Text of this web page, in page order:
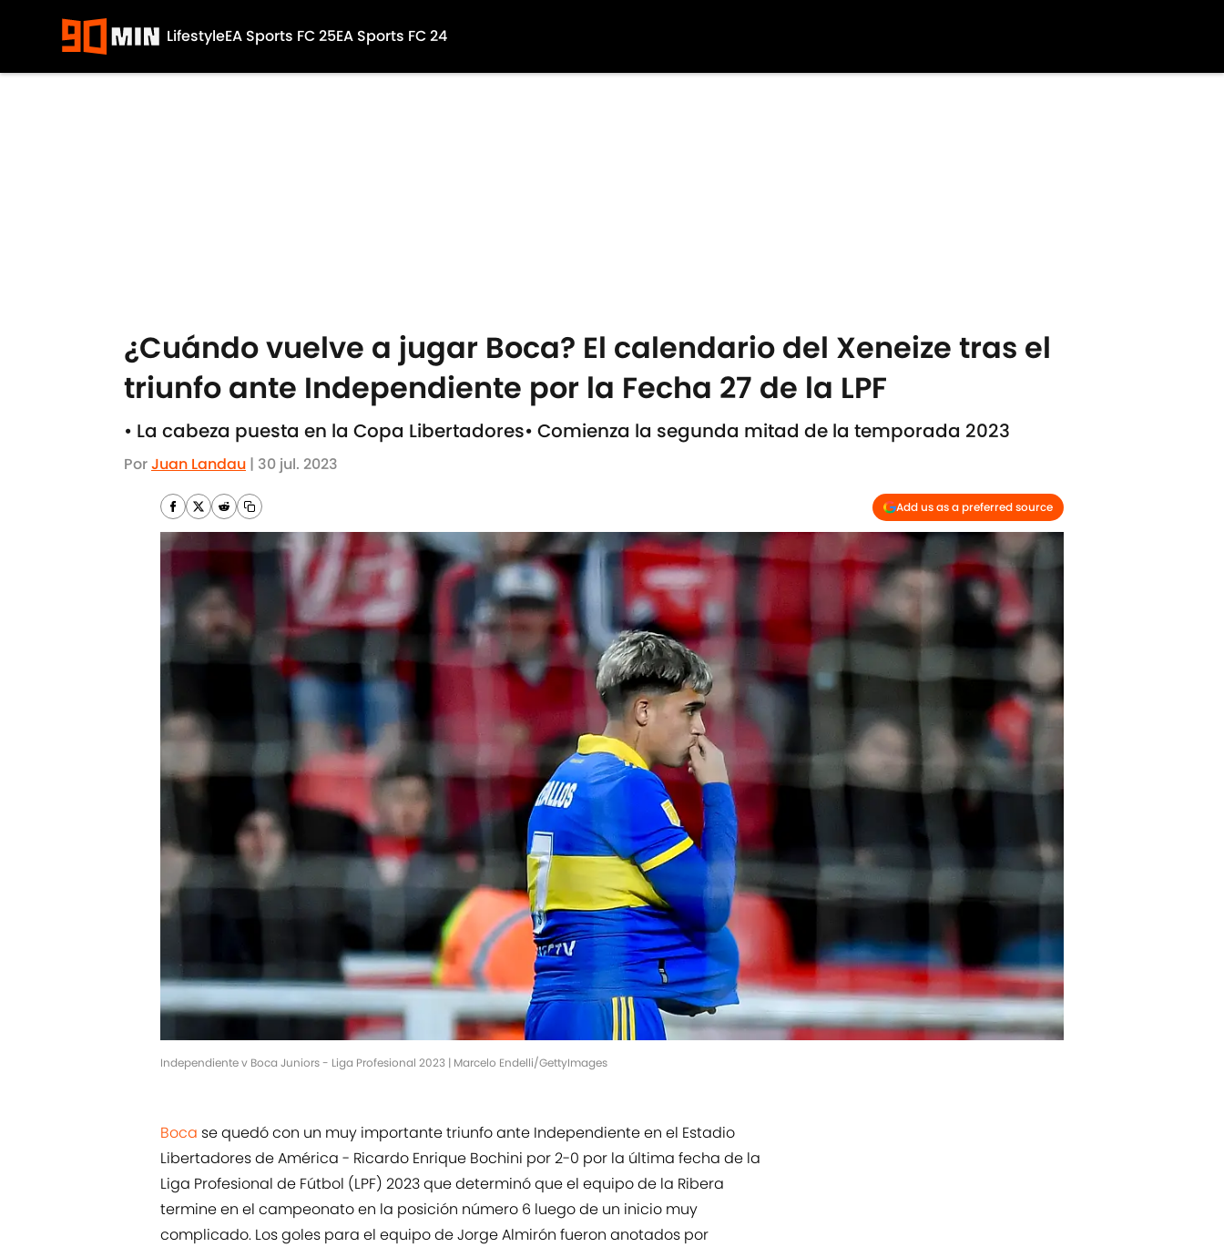
LifestyleEA Sports FC 25EA Sports FC 24
¿Cuándo vuelve a jugar Boca? El calendario del Xeneize tras el
triunfo ante Independiente por la Fecha 27 de la LPF
• La cabeza puesta en la Copa Libertadores• Comienza la segunda mitad de la temporada 2023
PorJuan Landau | 30 jul. 2023
Add us as a preferred source
Independiente v Boca Juniors - Liga Profesional 2023 | Marcelo Endelli/GettyImages
Boca se quedó con un muy importante triunfo ante Independiente en el Estadio
Libertadores de América - Ricardo Enrique Bochini por 2-0 por la última fecha de la
Liga Profesional de Fútbol (LPF) 2023 que determinó que el equipo de la Ribera
termine en el campeonato en la posición número 6 luego de un inicio muy
complicado. Los goles para el equipo de Jorge Almirón fueron anotados por